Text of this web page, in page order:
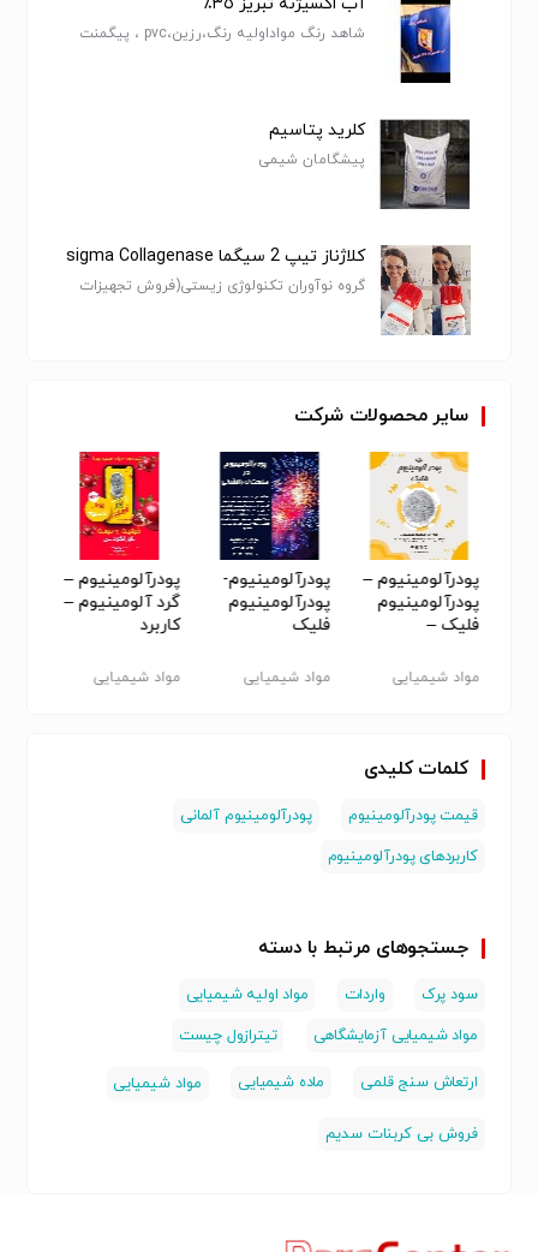
سایرمحصولات شرکت
پودرآلومینیوم –
پودرآلومینیوم
فلیک –
آلمانی –
مواد شیمیایی
پودرآلومینیوم-
پودرآلومینیوم
فلیک
مواد شیمیایی
پودرآلومینیوم –
گرد آلومینیوم –
کاربرد
مواد شیمیایی
شاهد رنگ مواداولیه رنگ،رزین،pvc ، پیگمنت
کلرید پتاسیم
پیشگامان شیمی
کلاژناز تیپ 2 سیگما sigma Collagenase
گروه نوآوران تکنولوژی زیستی(فروش تجهیزات
کلمات کلیدی
قیمت پودرآلومینیوم
پودرآلومینیوم آلمانی
کاربردهای پودرآلومینیوم
جستجوهای مرتبط با دسته
سود پرک واردات
مواد اولیه شیمیایی
مواد شیمیایی آزمایشگاهی
تیترازول چیست
ارتعاش سنج قلمی ماده شیمیایی مواد شیمیایی
فروش بی کربنات سدیم